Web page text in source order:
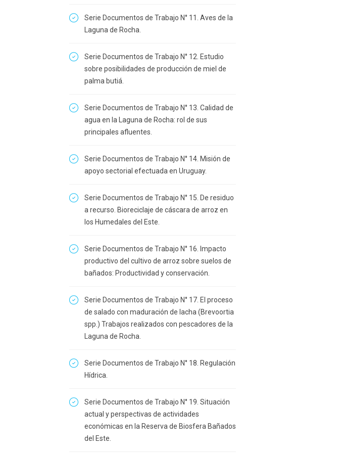
Serie Documentos de Trabajo N° 11. Aves de la
Laguna de Rocha.
Serie Documentos de Trabajo N° 12. Estudio
sobre posibilidades de producción de miel de
palma butiá.
Serie Documentos de Trabajo N° 13. Calidad de
agua en la Laguna de Rocha: rol de sus
principales afluentes.
Serie Documentos de Trabajo N° 14. Misión de
apoyo sectorial efectuada en Uruguay.
Serie Documentos de Trabajo N° 15. De residuo
a recurso. Bioreciclaje de cáscara de arroz en
los Humedales del Este.
Serie Documentos de Trabajo N° 16. Impacto
productivo del cultivo de arroz sobre suelos de
bañados: Productividad y conservación.
Serie Documentos de Trabajo N° 17. El proceso
de salado con maduración de lacha (Brevoortia
spp.) Trabajos realizados con pescadores de la
Laguna de Rocha.
Serie Documentos de Trabajo N° 18. Regulación
Hídrica.
Serie Documentos de Trabajo N° 19. Situación
actual y perspectivas de actividades
económicas en la Reserva de Biosfera Bañados
del Este.